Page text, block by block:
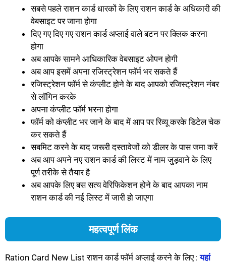
सबसे पहले राशन कार्ड धारकों के लिए राशन कार्ड के अधिकारी की
वेबसाइट पर जाना होगा
दिए गए दिए गए राशन कार्ड अप्लाई वाले बटन पर क्लिक करना
होगा
अब आपके सामने आधिकारिक वेबसाइट ओपन होगी
अब आप इसमें अपना रजिस्ट्रेशन फॉर्म भर सकते हैं
रजिस्ट्रेशन फॉर्म से कंप्लीट होने के बाद आपको रजिस्ट्रेशन नंबर
से लॉगिन करके
अपना कंप्लीट फॉर्म भरना होगा
फॉर्म को कंप्लीट भर जाने के बाद में आप पर रिव्यू करके डिटेल चेक
कर सकते हैं
सबमिट करने के बाद जरूरी दस्तावेजों को डीलर के पास जमा करें
अब आप अपने नए राशन कार्ड की लिस्ट में नाम जुड़वाने के लिए
पूर्ण तरीके से तैयार है
अब आपके लिए बस सत्य वेरिफिकेशन होने के बाद आपका नाम
राशन कार्ड की नई लिस्ट में जारी हो जाएगा
महत्वपूर्ण लिंक
Ration Card New List राशन कार्ड फॉर्म अप्लाई करने के लिए : यहां